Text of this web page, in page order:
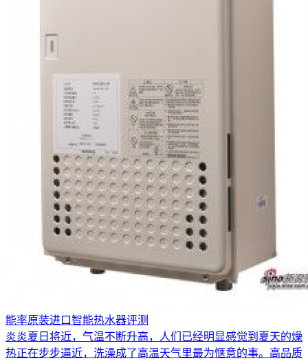
能率原装进口智能热水器评测
炎炎夏日将近，气温不断升高，人们已经明显感觉到夏天的燥
热正在步步逼近，洗澡成了高温天气里最为惬意的事。高品质